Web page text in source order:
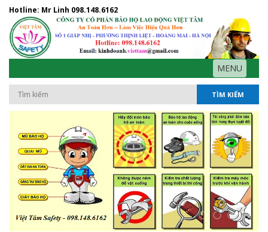
Hotline: Mr Linh 098.148.6162
MENU
TÌM KIẾM